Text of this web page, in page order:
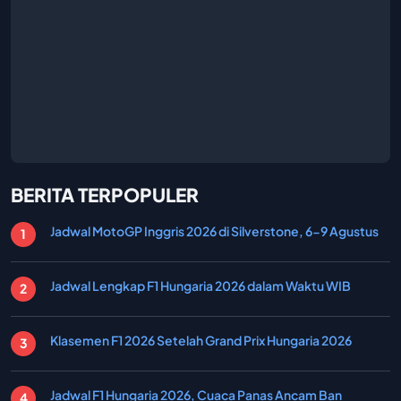
BERITA TERPOPULER
Jadwal MotoGP Inggris 2026 di Silverstone, 6-9 Agustus
Jadwal Lengkap F1 Hungaria 2026 dalam Waktu WIB
Klasemen F1 2026 Setelah Grand Prix Hungaria 2026
Jadwal F1 Hungaria 2026, Cuaca Panas Ancam Ban